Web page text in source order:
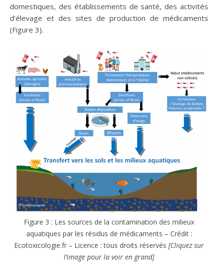
domestiques, des établissements de santé, des activités
d’élevage et des sites de production de médicaments
(Figure 3).
Figure 3 : Les sources de la contamination des milieux
aquatiques par les résidus de médicaments – Crédit :
Ecotoxicologie.fr – Licence : tous droits réservés [Cliquez sur
l’image pour la voir en grand]